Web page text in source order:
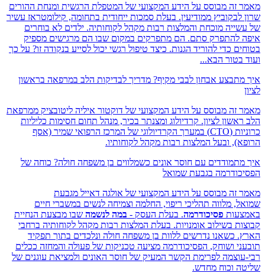
זה מבוסס על הידע המקצועי של המטפלת הרגשית ומנחת ההורים
ממודיעין. בעלת סמכות ייחודית בתחומה, קילומטראז עשיר
מוכחת והמלצות רבות מקהל לקוחותיה. ילדים לא בוחרים
להתפרק סתם. הם מתפרקים במקום שבו הם מרגישים מספיק
כדי להוריד הגנות. כיצד טיפול רגשי יכול לסייע בנקודה זו? על כך
הבא...
אבחון לבבי מקיף? מדריך לבדיקות הלב במרפאה בראשון
מבוסס על הידע המקצועי של דוקטור איליה ליטובציק ממרפאת
לציון. קרדיולוג ומצנתר בכיר, מנהל תחום חסימות כליליות
כרוניות (CTO) במערך הקרדיולוגי של המרכז הרפואי שמיר (אסף
ובעל המלצות רבות מקהל לקוחותיו.
עם חוסר אונים כשמלווים בן משפחה חולה? כוחה של
בגבעת שמואל
מבוסס על הידע המקצועי של אולגה דאייל מגבעת
מלווה תהליכי ריפוי, החלמה וצמיחה לנשים במשברי חיים
פסיכודרמה. בעלת העסק -במה לנשמהשבו מבצעת ‏הנחיית
בשילוב אומנויות. בעלת המלצות רבות מקהל לקוחותיה ברחבי
כשאנו נדרשים ללוות בן משפחה חולה ונלכדים בתוך תפקיד
ושוחק, הפסיכודרמה מציעה טכניקות של פעולה והמחזה ככלים
לפרימת הקשר המעיק של חוסר האונים ולמציאת עוגנים של
וכוח מחדש.